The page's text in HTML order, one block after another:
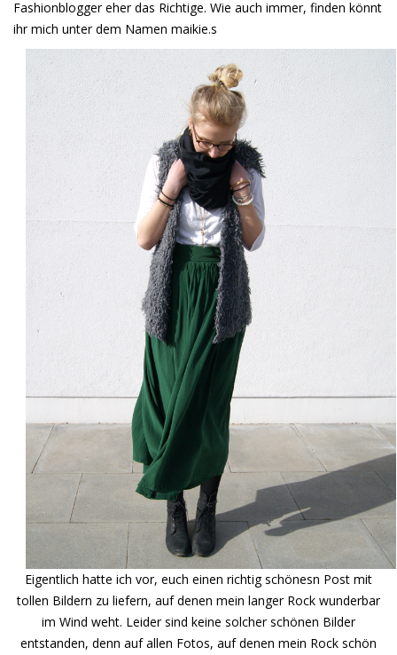
Fashionblogger eher das Richtige. Wie auch immer, finden könnt
ihr mich unter dem Namen maikie.s
Eigentlich hatte ich vor, euch einen richtig schönesn Post mit
tollen Bildern zu liefern, auf denen mein langer Rock wunderbar
im Wind weht. Leider sind keine solcher schönen Bilder
entstanden, denn auf allen Fotos, auf denen mein Rock schön